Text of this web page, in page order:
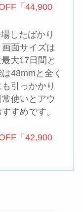
「44,900
したばかり
面サイズは
大17日間と
48mmと全く
引っかかり
使いとアウ
すめです。
「42,900